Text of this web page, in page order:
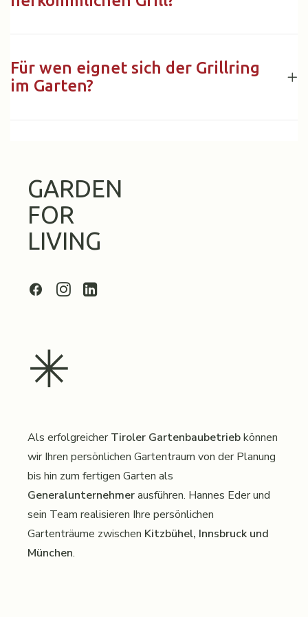
Für wen eignet sich der Grillring
im Garten?
GARDEN
FOR
LIVING
✳︎
Als erfolgreicherTiroler Gartenbaubetriebkönnen
wir Ihren persönlichen Gartentraum von der Planung
bis hin zum fertigen Garten als
Generalunternehmerausführen. Hannes Eder und
sein Team realisieren Ihre persönlichen
Gartenträume zwischen Kitzbühel, Innsbruck und
München.